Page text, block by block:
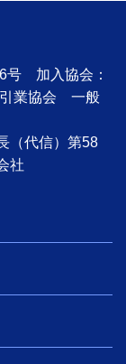
号 加入協会：
引業協会 一般
（代信）第58
社